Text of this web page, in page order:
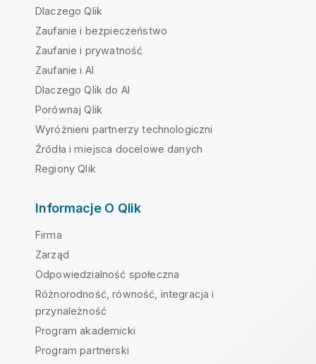
Dlaczego Qlik
Zaufanie i bezpieczeństwo
Zaufanie i prywatność
Zaufanie i AI
Dlaczego Qlik do AI
Porównaj Qlik
Wyróżnieni partnerzy technologiczni
Źródła i miejsca docelowe danych
Regiony Qlik
Informacje O Qlik
Firma
Zarząd
Odpowiedzialność społeczna
Różnorodność, równość, integracja i
przynależność
Program akademicki
Program partnerski